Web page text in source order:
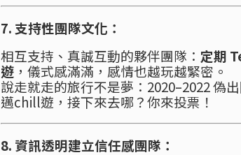
7. 支持性團隊文化：
相互支持、真誠互動的夥伴團隊： 定期
遊 ，儀式感滿滿，感情也越玩越緊密。
說走就走的旅行不是夢：2020–2022 偽
邁chill遊，接下來去哪？你來投票！
8. 資訊透明建立信任感團隊：